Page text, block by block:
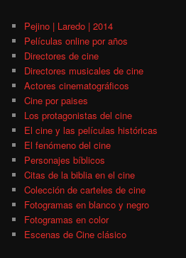
Pejino | Laredo | 2014
Películas online por años
Directores de cine
Directores musicales de cine
Actores cinematográficos
Cine por paises
Los protagonistas del cine
El cine y las películas históricas
El fenómeno del cine
Personajes bíblicos
Citas de la biblia en el cine
Colección de carteles de cine
Fotogramas en blanco y negro
Fotogramas en color
Escenas de Cine clásico